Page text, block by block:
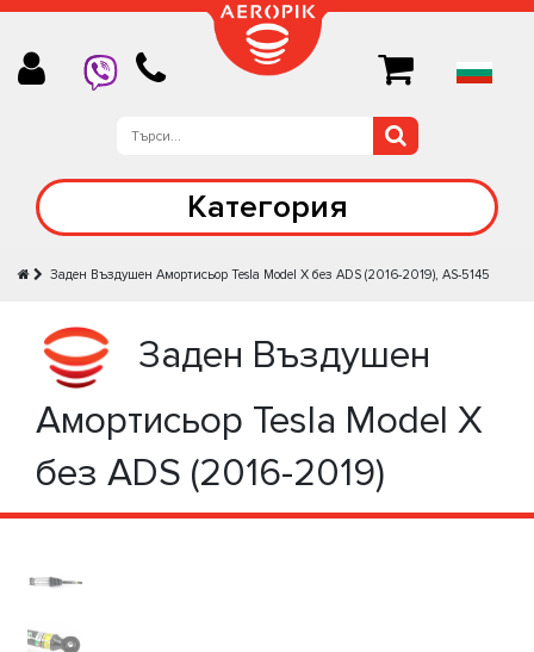
Категория
Задeн Въздушен Амортисьор Tesla Model X без ADS (2016-2019), AS-5145
Задeн Въздушен
Амортисьор Tesla Model X
без ADS (2016-2019)